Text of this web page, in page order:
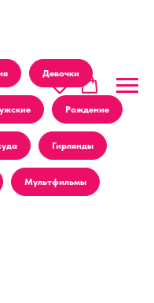
Девочки
Рождение
Гирлянды
Мультфильмы